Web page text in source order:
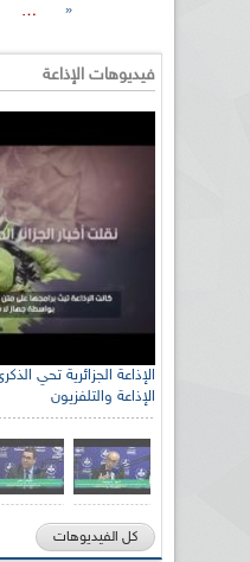
…
الأخيرة »
فيديوهات الإذاعة
الإذاعة والتلفزيون
كل الفيديوهات